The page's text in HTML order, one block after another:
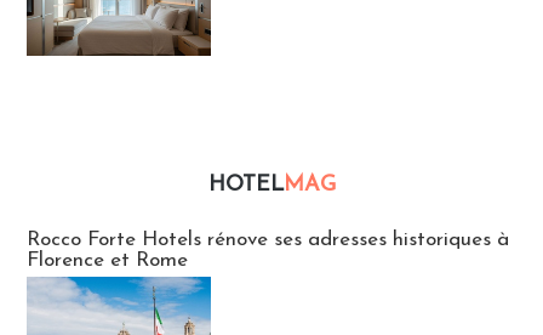
HOTELMAG
Rocco Forte Hotels rénove ses adresses historiques à
Florence et Rome